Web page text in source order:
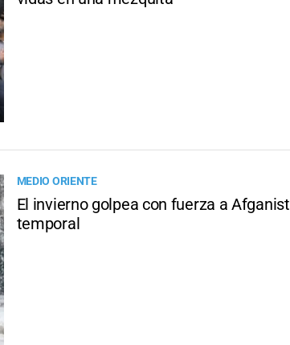
MEDIO ORIENTE
El invierno golpea con fuerza a
temporal